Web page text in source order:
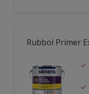
Rubbol Primer